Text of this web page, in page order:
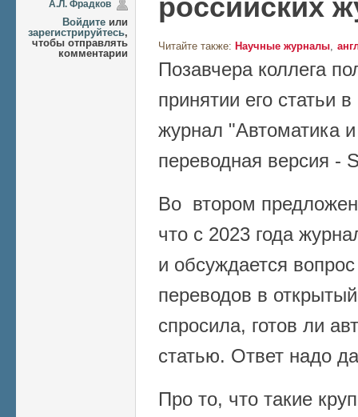
А.Л. Фрадков
Войдите или
зарегистрируйтесь,
чтобы отправлять
комментарии
Читайте также: Научные журналы
Позавчера коллега
принятии его статьи
журнал "Автоматика
переводная версия -
Во втором
что c 2023 года
и обсуждается
переводов в
спросила, готов ли
статью. Ответ надо
Про то, что такие